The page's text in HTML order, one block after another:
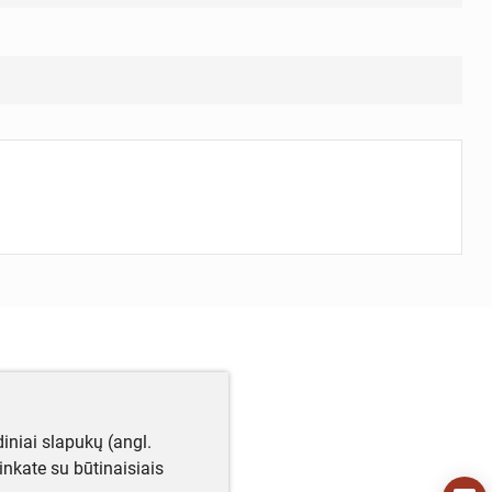
slapukų (angl.
su būtinaisiais